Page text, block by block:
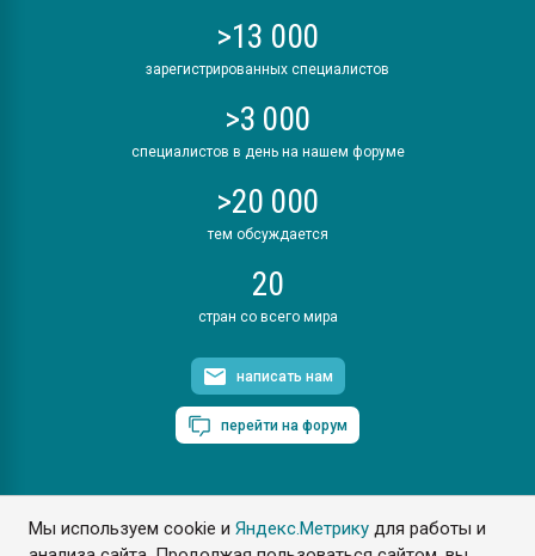
Мы используем cookie иЯндекс.Метрику для работы и
>13 000
зарегистрированных специалистов
>3 000
специалистов в день на нашем форуме
>20 000
тем обсуждается
20
стран со всего мира
написать нам
перейти на форум
ПластЭксперт © 2006. Все права защищены